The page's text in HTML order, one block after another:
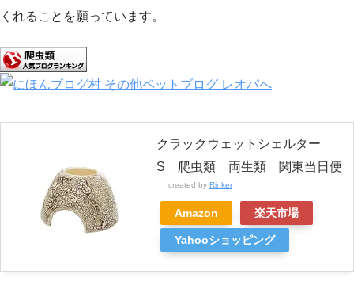
くれることを願っています。
クラックウェットシェルター
S 爬虫類 両生類 関東当日便
created by Rinker
Amazon 楽天市場
Yahooショッピング